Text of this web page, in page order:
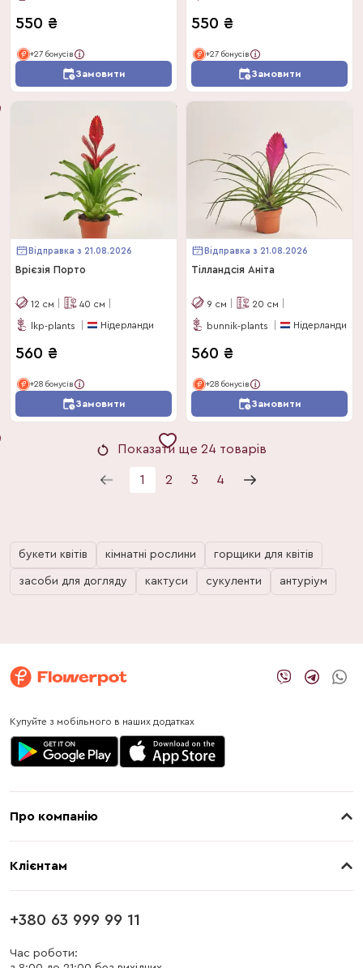
550 ₴
+27 бонусів
Замовити
550 ₴
+27 бонусів
Замовити
Відправка з 21.08.2026
Врієзія Порто
12 см 40 см
lkp-plants Нідерланди
560 ₴
+28 бонусів
Замовити
Відправка з 21.08.2026
Тілландсія Аніта
9 см 20 см
bunnik-plants Нідерланди
560 ₴
+28 бонусів
Замовити
Показати ще 24 товарів
1 2 3 4
букети квітів кімнатні рослини горщики для квітів
засоби для догляду кактуси сукуленти антуріум
Купуйте з мобільного в наших додатках
Про компанію
Клієнтам
Оплата
Блог
+380 63 999 99 11
Час роботи: